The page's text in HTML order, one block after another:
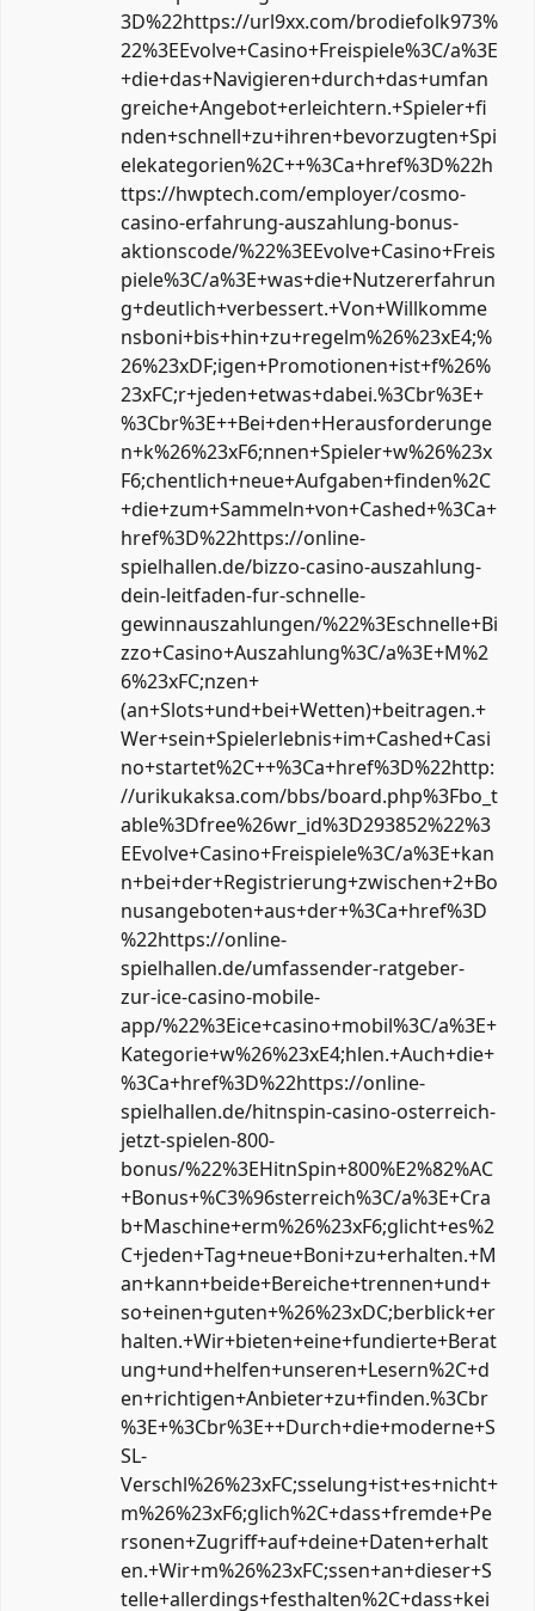
3D%22https://url9xx.com/brodiefolk973%
22%3EEvolve+Casino+Freispiele%3C/a%3E
+die+das+Navigieren+durch+das+umfan
greiche+Angebot+erleichtern.+Spieler+fi
nden+schnell+zu+ihren+bevorzugten+Spi
elekategorien%2C++%3Ca+href%3D%22h
ttps://hwptech.com/employer/cosmo-
casino-erfahrung-auszahlung-bonus-
aktionscode/%22%3EEvolve+Casino+Freis
piele%3C/a%3E+was+die+Nutzererfahrun
g+deutlich+verbessert.+Von+Willkomme
nsboni+bis+hin+zu+regelm%26%23xE4;%
26%23xDF;igen+Promotionen+ist+f%26%
23xFC;r+jeden+etwas+dabei.%3Cbr%3E+
%3Cbr%3E++Bei+den+Herausforderunge
n+k%26%23xF6;nnen+Spieler+w%26%23x
F6;chentlich+neue+Aufgaben+finden%2C
+die+zum+Sammeln+von+Cashed+%3Ca+
href%3D%22https://online-
spielhallen.de/bizzo-casino-auszahlung-
dein-leitfaden-fur-schnelle-
gewinnauszahlungen/%22%3Eschnelle+Bi
zzo+Casino+Auszahlung%3C/a%3E+M%2
6%23xFC;nzen+
(an+Slots+und+bei+Wetten)+beitragen.+
Wer+sein+Spielerlebnis+im+Cashed+Casi
no+startet%2C++%3Ca+href%3D%22http:
//urikukaksa.com/bbs/board.php%3Fbo_t
able%3Dfree%26wr_id%3D293852%22%3
EEvolve+Casino+Freispiele%3C/a%3E+kan
n+bei+der+Registrierung+zwischen+2+Bo
nusangeboten+aus+der+%3Ca+href%3D
%22https://online-
spielhallen.de/umfassender-ratgeber-
zur-ice-casino-mobile-
app/%22%3Eice+casino+mobil%3C/a%3E+
Kategorie+w%26%23xE4;hlen.+Auch+die+
%3Ca+href%3D%22https://online-
spielhallen.de/hitnspin-casino-osterreich-
jetzt-spielen-800-
bonus/%22%3EHitnSpin+800%E2%82%AC
+Bonus+%C3%96sterreich%3C/a%3E+Cra
b+Maschine+erm%26%23xF6;glicht+es%2
C+jeden+Tag+neue+Boni+zu+erhalten.+M
an+kann+beide+Bereiche+trennen+und+
so+einen+guten+%26%23xDC;berblick+er
halten.+Wir+bieten+eine+fundierte+Berat
ung+und+helfen+unseren+Lesern%2C+d
en+richtigen+Anbieter+zu+finden.%3Cbr
%3E+%3Cbr%3E++Durch+die+moderne+S
SL-
Verschl%26%23xFC;sselung+ist+es+nicht+
m%26%23xF6;glich%2C+dass+fremde+Pe
rsonen+Zugriff+auf+deine+Daten+erhalt
en.+Wir+m%26%23xFC;ssen+an+dieser+S
telle+allerdings+festhalten%2C+dass+kei